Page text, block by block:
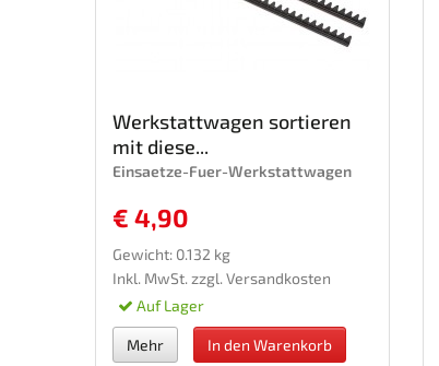
Werkstattwagen sortieren
mit diese...
Einsaetze-Fuer-Werkstattwagen
€ 4,90
Gewicht: 0.132 kg
Inkl. MwSt. zzgl. Versandkosten
Auf Lager
Mehr In den Warenkorb